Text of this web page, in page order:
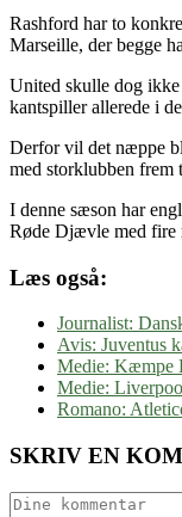
Rashford har to
Marseille, der begge
United skulle dog ikke
kantspiller allerede i
Derfor vil det næppe
med storklubben frem
I denne sæson har
Røde Djævle med fire
Læs også:
Journalist:
Avis: Juventus
Medie: Kæmpe
Medie:
Romano:
SKRIV EN